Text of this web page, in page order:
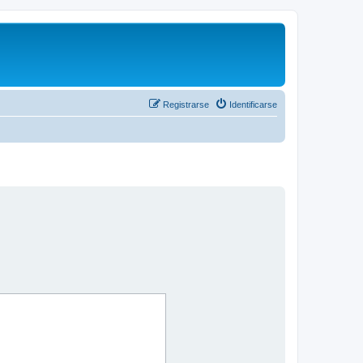
Identificarse
Registrarse